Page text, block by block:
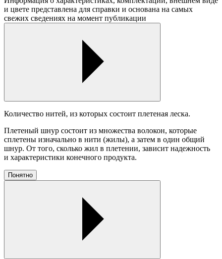
и цвете представлена для справки и основана на самых
свежих сведениях на момент публикации
Количество нитей, из которых состоит плетеная леска.
Плетеный шнур состоит из множества волокон, которые
сплетены изначально в нити (жилы), а затем в один общий
шнур. От того, сколько жил в плетении, зависит надежность
и характеристики конечного продукта.
Понятно